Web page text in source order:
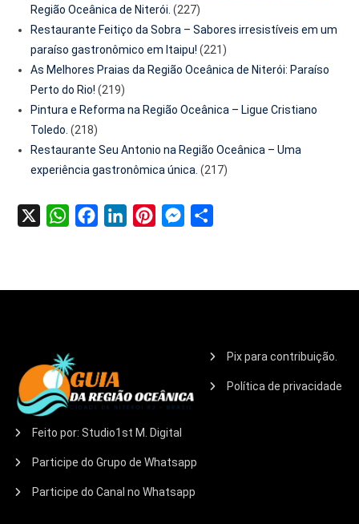
Região Oceânica de Niterói. (227)
Restaurante Feitiço da Sobra – Sabores irresistíveis em um
paraíso gastronômico em Itaipu! (221)
As Melhores Praias da Região Oceânica de Niterói: Paraíso
Perto do Rio! (219)
Pintura e Reforma na Região Oceânica – Ligue Cristiano
Toledo. (218)
Restaurante Seu Antonio na Região Oceânica – Uma
experiência gastronômica única. (217)
WhatsAppFacebookLinkedInPinterestMessenger
Pix para contribuição.
Política de privacidade
Feito por: Studio1st M. Digital
Participe do Grupo de Whatsapp
Participe do Canal no Whatsapp